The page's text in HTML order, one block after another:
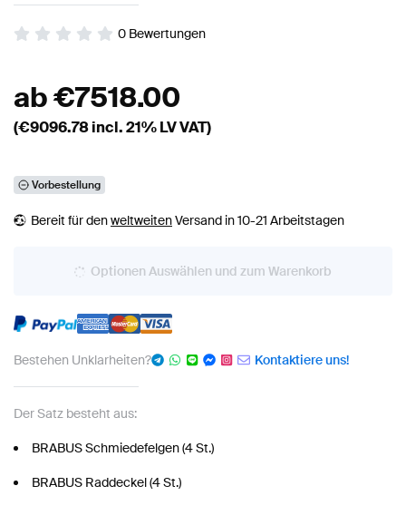
0 Bewertungen
ab€7518.00
(€9096.78incl. 21% LV VAT)
Vorbestellung
Bereit für denweltweitenVersand in 10-21 Arbeitstagen
Optionen Auswählen und zum Warenkorb
Bestehen Unklarheiten? Kontaktiere uns!
Der Satz besteht aus:
BRABUS Schmiedefelgen (4 St.)
BRABUS Raddeckel (4 St.)